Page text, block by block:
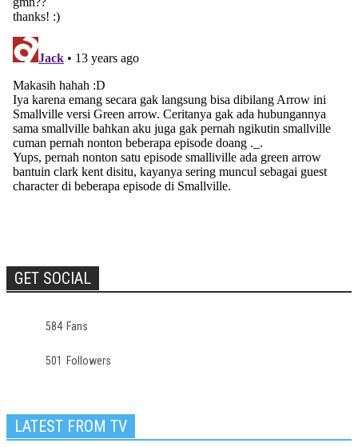
GET SOCIAL
584 Fans
501 Followers
LATEST FROM TV